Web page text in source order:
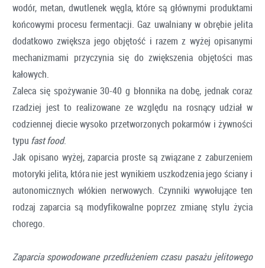
wodór, metan, dwutlenek węgla, które są głównymi produktami
końcowymi procesu fermentacji. Gaz uwalniany w obrębie jelita
dodatkowo zwiększa jego objętość i razem z wyżej opisanymi
mechanizmami przyczynia się do zwiększenia objętości mas
kałowych.
Zaleca się spożywanie 30-40 g błonnika na dobę, jednak coraz
rzadziej jest to realizowane ze względu na rosnący udział w
codziennej diecie wysoko przetworzonych pokarmów i żywności
typu fast food.
Jak opisano wyżej, zaparcia proste są związane z zaburzeniem
motoryki jelita, która nie jest wynikiem uszkodzenia jego ściany i
autonomicznych włókien nerwowych. Czynniki wywołujące ten
rodzaj zaparcia są modyfikowalne poprzez zmianę stylu życia
chorego.
Zaparcia spowodowane przedłużeniem czasu pasażu jelitowego